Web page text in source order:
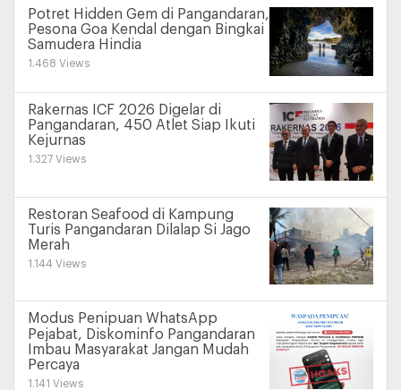
Potret Hidden Gem di Pangandaran,
Pesona Goa Kendal dengan Bingkai
Samudera Hindia
1.468 Views
Rakernas ICF 2026 Digelar di
Pangandaran, 450 Atlet Siap Ikuti
Kejurnas
1.327 Views
Restoran Seafood di Kampung
Turis Pangandaran Dilalap Si Jago
Merah
1.144 Views
Modus Penipuan WhatsApp
Pejabat, Diskominfo Pangandaran
Imbau Masyarakat Jangan Mudah
Percaya
1.141 Views